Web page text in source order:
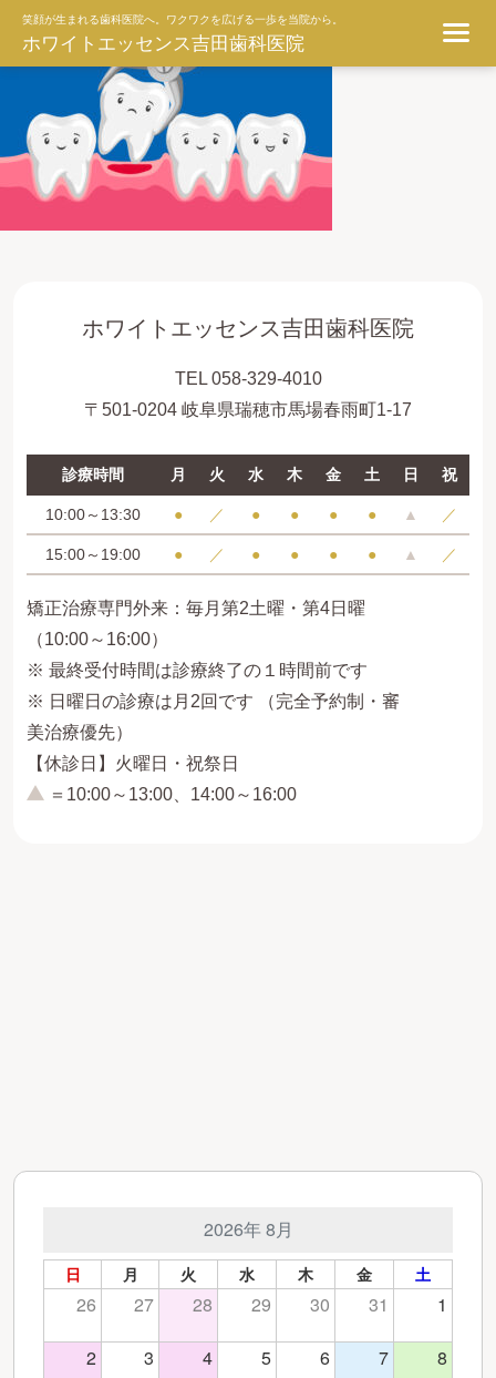
笑顔が生まれる歯科医院へ。ワクワクを広げる一歩を当院から。
ホワイトエッセンス吉田歯科医院
ggg
ホワイトエッセンス吉田歯科医院
TEL 058-329-4010
〒501-0204 岐阜県瑞穂市馬場春雨町1-17
診療時間 月 火 水 木 金 土 日 祝
10:00～13:30 ● ／ ● ● ● ● ▲ ／
15:00～19:00 ● ／ ● ● ● ● ▲ ／
矯正治療専門外来：毎月第2土曜・第4日曜
（10:00～16:00）
※ 最終受付時間は診療終了の１時間前です
※ 日曜日の診療は月2回です （完全予約制・審
美治療優先）
【休診日】火曜日・祝祭日
＝10:00～13:00、14:00～16:00
2026年 8月
日 月 火 水 木 金 土
26 27 28 29 30 31 1
2 3 4 5 6 7 8